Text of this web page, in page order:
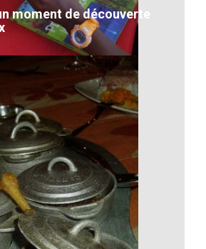
DÉTAIL
moment de découverte
un moment de